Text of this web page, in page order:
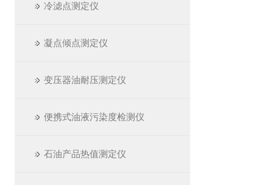
冷滤点测定仪
凝点倾点测定仪
变压器油耐压测定仪
便携式油液污染度检测仪
石油产品热值测定仪